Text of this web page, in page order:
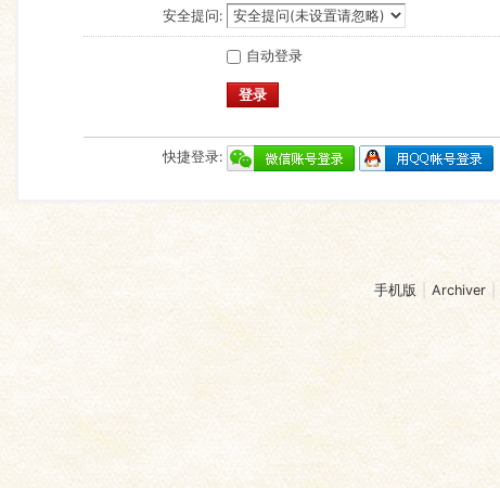
安全提问:
自动登录
登录
快捷登录:
手机版 Archiver